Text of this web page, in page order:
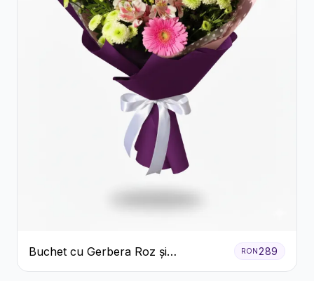
Buchet cu Gerbera Roz și
Crizanteme Verzi
RON 289